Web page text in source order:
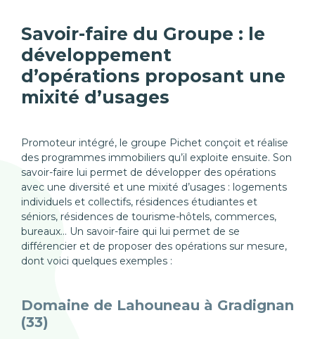
Savoir-faire du Groupe : le
développement
d’opérations proposant une
mixité d’usages
Promoteur intégré, le groupe Pichet conçoit et réalise
des programmes immobiliers qu’il exploite ensuite. Son
savoir-faire lui permet de développer des opérations
avec une diversité et une mixité d’usages : logements
individuels et collectifs, résidences étudiantes et
séniors, résidences de tourisme-hôtels, commerces,
bureaux… Un savoir-faire qui lui permet de se
différencier et de proposer des opérations sur mesure,
dont voici quelques exemples :
Domaine de Lahouneau à Gradignan
(33)